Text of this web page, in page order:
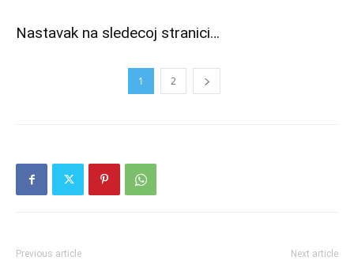
Nastavak na sledecoj stranici…
1 2
Previous article Next article